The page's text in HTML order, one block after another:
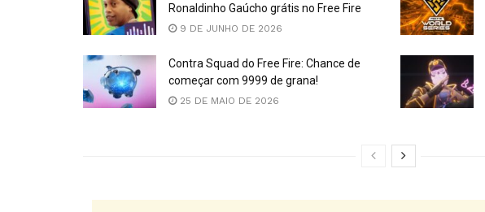
Ronaldinho Gaúcho grátis no Free Fire
9 DE JUNHO DE 2026
Contra Squad do Free Fire: Chance de
começar com 9999 de grana!
25 DE MAIO DE 2026